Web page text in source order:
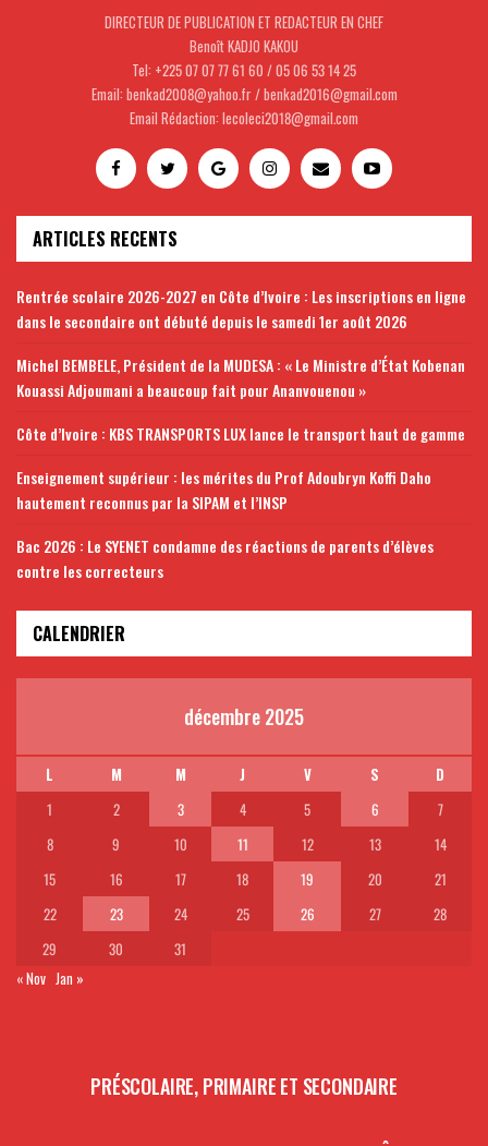
DIRECTEUR DE PUBLICATION ET REDACTEUR EN CHEF
Benoît KADJO KAKOU
Tel: +225 07 07 77 61 60 / 05 06 53 14 25
Email: benkad2008@yahoo.fr / benkad2016@gmail.com
Email Rédaction: lecoleci2018@gmail.com
ARTICLES RECENTS
Rentrée scolaire 2026-2027 en Côte d’Ivoire : Les inscriptions en ligne
dans le secondaire ont débuté depuis le samedi 1er août 2026
Michel BEMBELE, Président de la MUDESA : « Le Ministre d’État Kobenan
Kouassi Adjoumani a beaucoup fait pour Ananvouenou »
Côte d’Ivoire : KBS TRANSPORTS LUX lance le transport haut de gamme
Enseignement supérieur : les mérites du Prof Adoubryn Koffi Daho
hautement reconnus par la SIPAM et l’INSP
Bac 2026 : Le SYENET condamne des réactions de parents d’élèves
contre les correcteurs
CALENDRIER
décembre 2025
L M M J V S
D
1
2 3 4 5 6
7
8
9 10 11 12 13
14
15
16 17 18 19 20
21
22
23 24 25 26 27
28
29
30
31
« Nov Jan »
PRÉSCOLAIRE, PRIMAIRE ET SECONDAIRE